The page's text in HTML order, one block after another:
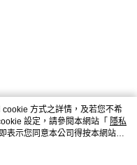
方式之詳情，及若您不希
設定，請參閱本網站「 隱私
表示您同意本公司得按本網站使